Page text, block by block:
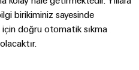
birikiminiz sayesinde
için doğru otomatik sıkma